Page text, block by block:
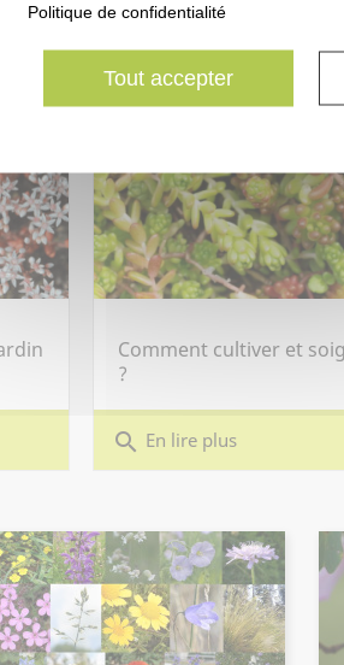
Tout accepter
Politique de confidentialité
Comment cultiver et
?
search En lire plus